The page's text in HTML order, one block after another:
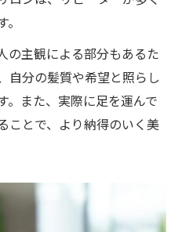
の主観による部分もあるた
自分の髪質や希望と照らし
。また、実際に足を運んで
ことで、より納得のいく美